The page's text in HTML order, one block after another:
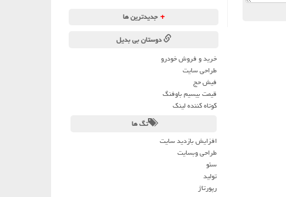
+ جدیدترین ها
دوستان بی بدیل
خرید و فروش خودرو
طراحی سایت
فیش حج
قیمت بیسیم باوفنگ
کوتاه کننده لینک
تگ ها
افزایش بازدید سایت
طراحی وبسایت
سئو
تولید
رپورتاژ